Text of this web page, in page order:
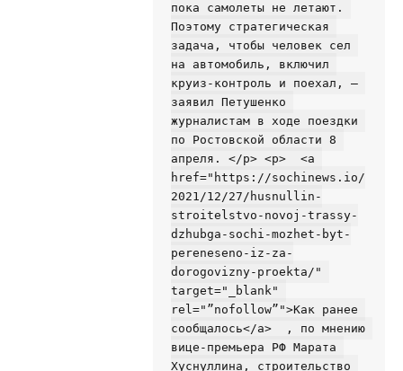
пока самолеты не летают.
Поэтому стратегическая
задача, чтобы человек сел
на автомобиль, включил
круиз-контроль и поехал, —
заявил Петушенко
журналистам в ходе поездки
по Ростовской области 8
апреля. </p> <p>  <a
href="https://sochinews.io/
2021/12/27/husnullin-
stroitelstvo-novoj-trassy-
dzhubga-sochi-mozhet-byt-
pereneseno-iz-za-
dorogovizny-proekta/"
target="_blank"
rel="”nofollow”">Как ранее
сообщалось</a>  , по мнению
вице-премьера РФ Марата
Хуснуллина, строительство